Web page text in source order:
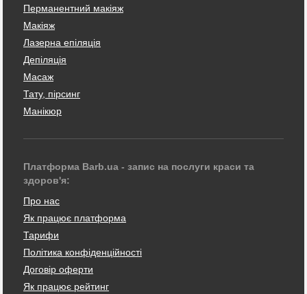
Перманентний макіяж
Макіяж
Лазерна епіляція
Депіляція
Масаж
Тату, пірсинг
Манікюр
Платформа Barb.ua - запис на послуги краси та
здоров'я:
Про нас
Як працює платформа
Тарифи
Політика конфіденційності
Договір оферти
Як працює рейтинг